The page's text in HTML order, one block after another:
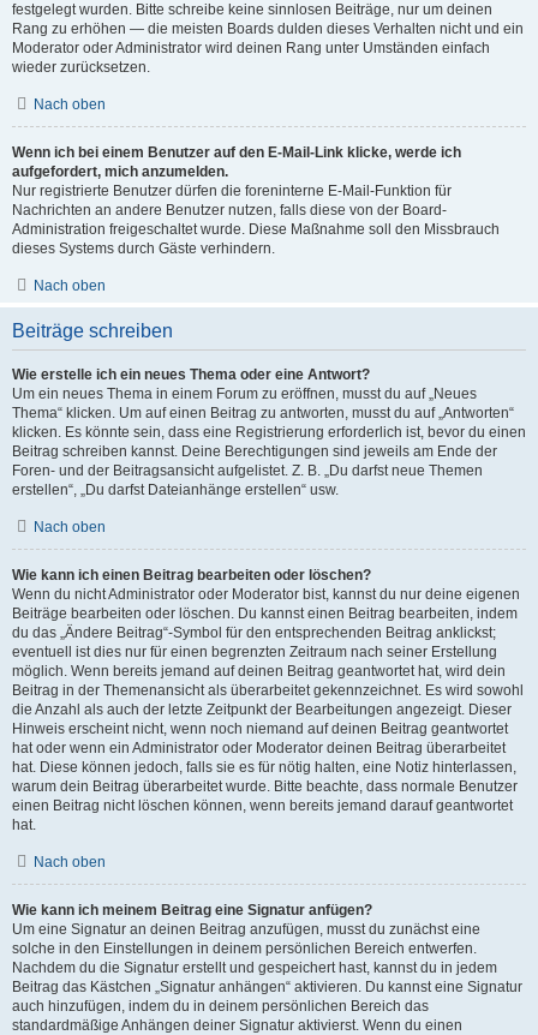
festgelegt wurden. Bitte schreibe keine sinnlosen Beiträge, nur um deinen
Rang zu erhöhen — die meisten Boards dulden dieses Verhalten nicht und ein
Moderator oder Administrator wird deinen Rang unter Umständen einfach
wieder zurücksetzen.
Nach oben
Wenn ich bei einem Benutzer auf den E-Mail-Link klicke, werde ich
aufgefordert, mich anzumelden.
Nur registrierte Benutzer dürfen die foreninterne E-Mail-Funktion für
Nachrichten an andere Benutzer nutzen, falls diese von der Board-
Administration freigeschaltet wurde. Diese Maßnahme soll den Missbrauch
dieses Systems durch Gäste verhindern.
Nach oben
Beiträge schreiben
Wie erstelle ich ein neues Thema oder eine Antwort?
Um ein neues Thema in einem Forum zu eröffnen, musst du auf „Neues
Thema“ klicken. Um auf einen Beitrag zu antworten, musst du auf „Antworten“
klicken. Es könnte sein, dass eine Registrierung erforderlich ist, bevor du einen
Beitrag schreiben kannst. Deine Berechtigungen sind jeweils am Ende der
Foren- und der Beitragsansicht aufgelistet. Z. B. „Du darfst neue Themen
erstellen“, „Du darfst Dateianhänge erstellen“ usw.
Nach oben
Wie kann ich einen Beitrag bearbeiten oder löschen?
Wenn du nicht Administrator oder Moderator bist, kannst du nur deine eigenen
Beiträge bearbeiten oder löschen. Du kannst einen Beitrag bearbeiten, indem
du das „Ändere Beitrag“-Symbol für den entsprechenden Beitrag anklickst;
eventuell ist dies nur für einen begrenzten Zeitraum nach seiner Erstellung
möglich. Wenn bereits jemand auf deinen Beitrag geantwortet hat, wird dein
Beitrag in der Themenansicht als überarbeitet gekennzeichnet. Es wird sowohl
die Anzahl als auch der letzte Zeitpunkt der Bearbeitungen angezeigt. Dieser
Hinweis erscheint nicht, wenn noch niemand auf deinen Beitrag geantwortet
hat oder wenn ein Administrator oder Moderator deinen Beitrag überarbeitet
hat. Diese können jedoch, falls sie es für nötig halten, eine Notiz hinterlassen,
warum dein Beitrag überarbeitet wurde. Bitte beachte, dass normale Benutzer
einen Beitrag nicht löschen können, wenn bereits jemand darauf geantwortet
hat.
Nach oben
Wie kann ich meinem Beitrag eine Signatur anfügen?
Um eine Signatur an deinen Beitrag anzufügen, musst du zunächst eine
solche in den Einstellungen in deinem persönlichen Bereich entwerfen.
Nachdem du die Signatur erstellt und gespeichert hast, kannst du in jedem
Beitrag das Kästchen „Signatur anhängen“ aktivieren. Du kannst eine Signatur
auch hinzufügen, indem du in deinem persönlichen Bereich das
standardmäßige Anhängen deiner Signatur aktivierst. Wenn du einen